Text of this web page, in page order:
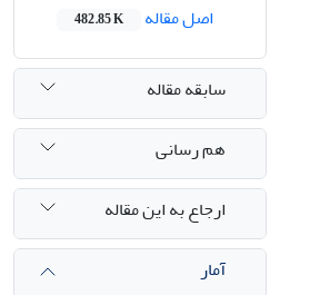
اصل مقاله
482.85 K
سابقه مقاله
هم رسانی
ارجاع به این مقاله
آمار